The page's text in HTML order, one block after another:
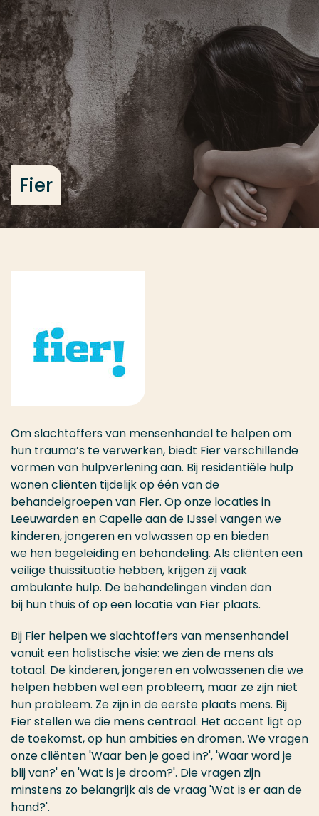
Ga direct naar de content
... > Fier
Fier
Om slachtoffers van mensenhandel te helpen om
hun trauma’s te verwerken, biedt Fier verschillende
vormen van hulpverlening aan. Bij residentiële hulp
wonen cliënten tijdelijk op één van de
behandelgroepen van Fier. Op onze locaties in
Leeuwarden en Capelle aan de IJssel vangen we
kinderen, jongeren en volwassen op en bieden
we hen begeleiding en behandeling. Als cliënten een
veilige thuissituatie hebben, krijgen zij vaak
ambulante hulp. De behandelingen vinden dan
bij hun thuis of op een locatie van Fier plaats.
Bij Fier helpen we slachtoffers van mensenhandel
vanuit een holistische visie: we zien de mens als
totaal. De kinderen, jongeren en volwassenen die we
helpen hebben wel een probleem, maar ze zijn niet
hun probleem. Ze zijn in de eerste plaats mens. Bij
Fier stellen we die mens centraal. Het accent ligt op
de toekomst, op hun ambities en dromen. We vragen
onze cliënten 'Waar ben je goed in?', 'Waar word je
blij van?' en 'Wat is je droom?'. Die vragen zijn
minstens zo belangrijk als de vraag 'Wat is er aan de
hand?'.
Veel gezocht
Opleiding
Contact